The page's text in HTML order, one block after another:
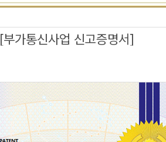
[부가통신사업 신고증명서]